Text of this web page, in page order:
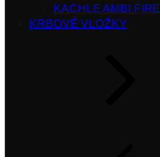
KACHLE AMBI FIRE
KRBOVÉ VLOŽKY